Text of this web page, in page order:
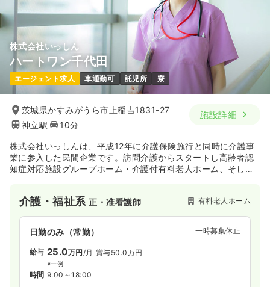
株式会社いっしん
ハートワン千代田
エージェント求人 車通勤可 託児所 寮
茨城県かすみがうら市上稲吉1831-27
神立駅
10分
施設詳細
株式会社いっしんは、平成12年に介護保険施行と同時に介護事
業に参入した民間企業です。訪問介護からスタートし高齢者認
知症対応施設グループホーム・介護付有料老人ホーム、そして
心に千葉・埼玉・神奈川そして沖縄県へと事業を進めていま
す。
介護・福祉系正・准看護師 有料老人ホーム
日勤のみ（常勤） 一時募集休止
給与 25.0万円 /月 賞与50.0万円
※一例
時間 9:00～18:00